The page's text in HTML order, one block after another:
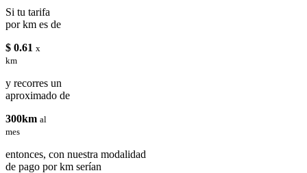
Si tu tarifa
por km es de
$ 0.61 x
km
y recorres un
aproximado de
300km al
mes
entonces, con nuestra modalidad
de pago por km serían